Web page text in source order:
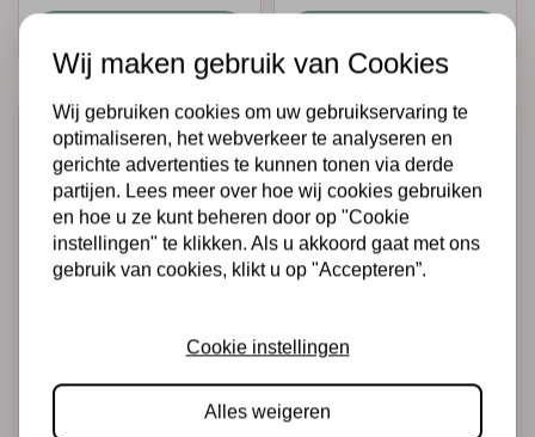
Vaessen Creative •
Randpons Sarah
Vaessen Creative •
Randpons sweet &
petite
Wij maken gebruik van Cookies
Wij gebruiken cookies om uw gebruikservaring te
optimaliseren, het webverkeer te analyseren en
gerichte advertenties te kunnen tonen via derde
partijen. Lees meer over hoe wij cookies gebruiken
en hoe u ze kunt beheren door op "Cookie
instellingen" te klikken. Als u akkoord gaat met ons
gebruik van cookies, klikt u op "Accepteren”.
Cookie instellingen
Alles weigeren